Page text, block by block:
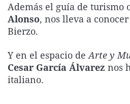
Además el guía de turismo
Alonso, nos lleva a
Bierzo.
Y en el espacio deArte y
Cesar García Álvarez nos
italiano.